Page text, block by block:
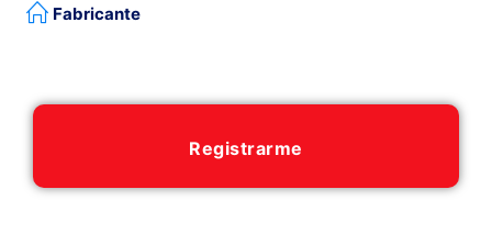
Fabricante
Registrarme